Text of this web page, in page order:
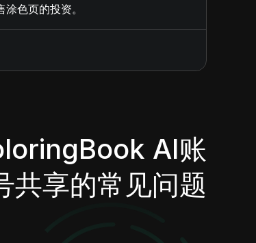
色页的投资。
AI账
共享的常见问题